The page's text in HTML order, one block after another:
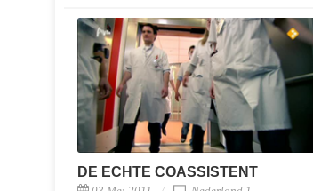
DE ECHTE COASSISTENT